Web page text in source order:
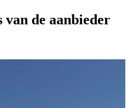
de aanbieder